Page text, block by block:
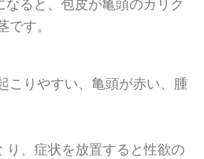
す。
こりやすい、亀頭が赤い、腫
、症状を放置すると性欲の